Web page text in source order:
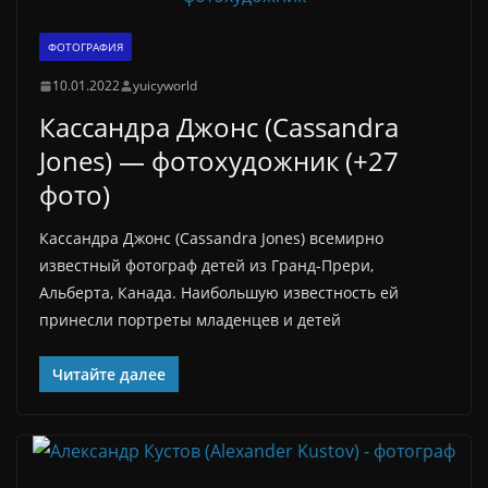
ФОТОГРАФИЯ
10.01.2022 yuicyworld
Кассандра Джонс (Cassandra
Jones) — фотохудожник (+27
фото)
Кассандра Джонс (Cassandra Jones) всемирно
известный фотограф детей из Гранд-Прери,
Альберта, Канада. Наибольшую известность ей
принесли портреты младенцев и детей
Читайте далее